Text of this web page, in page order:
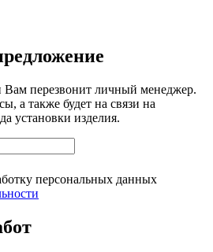
перезвонит личный менеджер.
а также будет на связи на
установки изделия.
персональных данных